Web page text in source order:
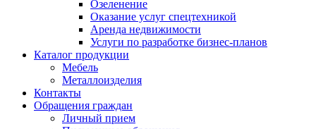
Озеленение
Оказание услуг спецтехникой
Аренда недвижимости
Услуги по разработке бизнес-планов
Каталог продукции
Мебель
Металлоизделия
Контакты
Обращения граждан
Личный прием